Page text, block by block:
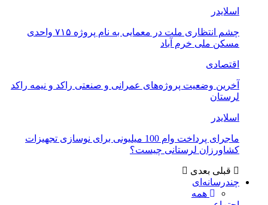
اسلایدر
چشم انتظاری ملت در معمایی به نام پروژه ۷۱۵ واحدی
مسکن ملی خرم آباد
اقتصادی
آخرین وضعیت پروژه‌های عمرانی و صنعتی راکد و نیمه راکد
لرستان
اسلایدر
ماجرای پرداخت وام 100 میلیونی برای نوسازی تجهیزات
کشاورزان لرستانی چیست؟
قبلی بعدی
چندرسانه‌ای
همه